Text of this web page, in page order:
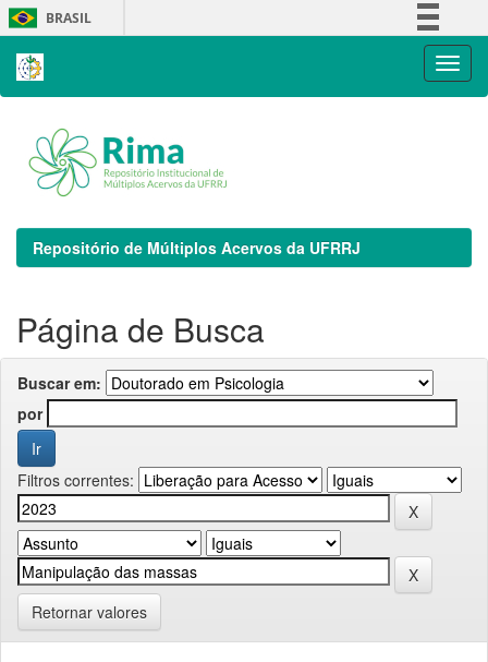
Skip
navigation
BRASIL
Repositório de Múltiplos Acervos da UFRRJ
Página de Busca
Buscar em:
por
Filtros correntes:
Retornar valores